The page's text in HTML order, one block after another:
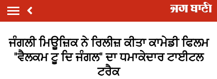
ਜੰਗਲੀ ਮਿਊਜ਼ਿਕ ਨੇ ਰਿਲੀਜ਼ ਕੀਤਾ ਕਾਮੇਡੀ ਫਿਲਮ
''ਵੈਲਕਮ ਟੂ ਦਿ ਜੰਗਲ'' ਦਾ ਧਮਾਕੇਦਾਰ ਟਾਈਟਲ
ਟਰੈਕ